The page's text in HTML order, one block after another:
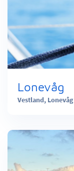
Lonevåg
Vestland, Lonevåg